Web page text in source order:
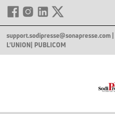
support.sodipresse@sonapresse.com
L'UNION | PUBLICOM